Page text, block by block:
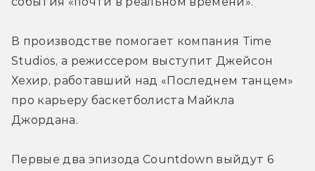
В производстве помогает компания Time
Studios, а режиссером выступит Джейсон
Хехир, работавший над «Последнем танцем»
про карьеру баскетболиста Майкла
Джордана.
Первые два эпизода Countdown выйдут 6